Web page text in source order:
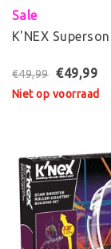
Sale
K'NEX
€49,99 €49,99
Niet op voorraad